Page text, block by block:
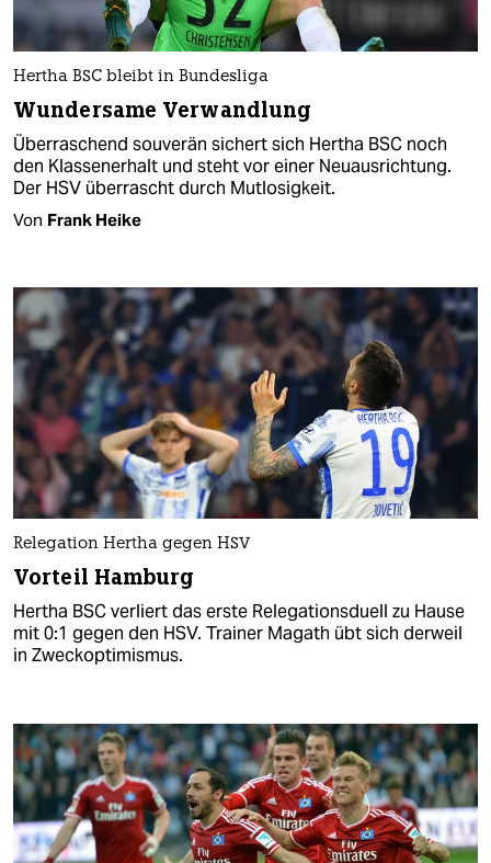
Hertha BSC bleibt in Bundesliga
Wundersame Verwandlung
Überraschend souverän sichert sich Hertha BSC noch
den Klassenerhalt und steht vor einer Neuausrichtung.
Der HSV überrascht durch Mutlosigkeit.
Von Frank Heike
Relegation Hertha gegen HSV
Vorteil Hamburg
Hertha BSC verliert das erste Relegationsduell zu Hause
mit 0:1 gegen den HSV. Trainer Magath übt sich derweil
in Zweckoptimismus.